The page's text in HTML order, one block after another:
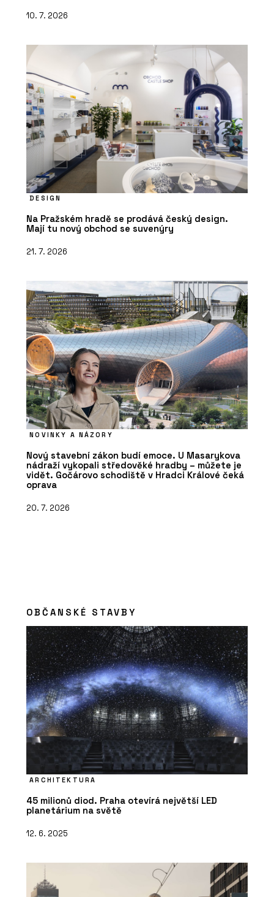
10. 7. 2026
DESIGN
Na Pražském hradě se prodává český design.
Mají tu nový obchod se suvenýry
21. 7. 2026
NOVINKY A NÁZORY
Nový stavební zákon budí emoce. U Masarykova
nádraží vykopali středověké hradby – můžete je
vidět. Gočárovo schodiště v Hradci Králové čeká
oprava
20. 7. 2026
OBČANSKÉ STAVBY
ARCHITEKTURA
45 milionů diod. Praha otevírá největší LED
planetárium na světě
12. 6. 2025